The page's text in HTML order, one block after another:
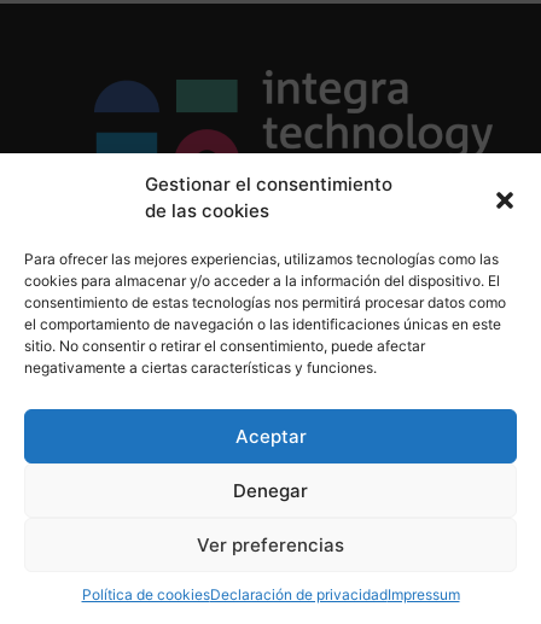
Gestionar el consentimiento
de las cookies
Para ofrecer las mejores experiencias, utilizamos tecnologías como las
cookies para almacenar y/o acceder a la información del dispositivo. El
consentimiento de estas tecnologías nos permitirá procesar datos como
el comportamiento de navegación o las identificaciones únicas en este
sitio. No consentir o retirar el consentimiento, puede afectar
negativamente a ciertas características y funciones.
Aceptar
Denegar
Ver preferencias
Política de cookiesDeclaración de privacidadImpressum
Política de Cookies
Aviso Legal
910 607 564
derechos reservados